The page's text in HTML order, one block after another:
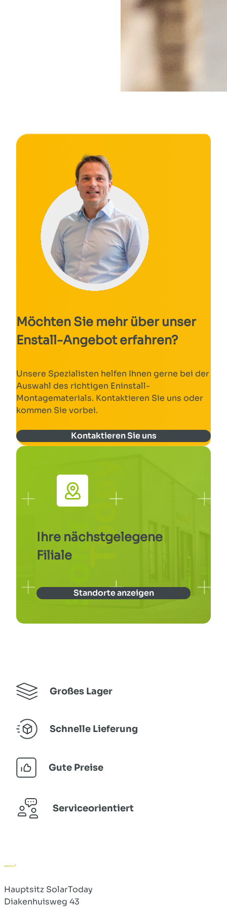
Möchten Sie mehr über unser
Enstall-Angebot erfahren?
Unsere Spezialisten helfen Ihnen gerne bei der
Auswahl des richtigen Eninstall-
Montagematerials. Kontaktieren Sie uns oder
kommen Sie vorbei.
Kontaktieren Sie uns
Ihre nächstgelegene
Filiale
Standorte anzeigen
Großes Lager
Schnelle Lieferung
Gute Preise
Serviceorientiert
Hauptsitz SolarToday
Diakenhuisweg 43